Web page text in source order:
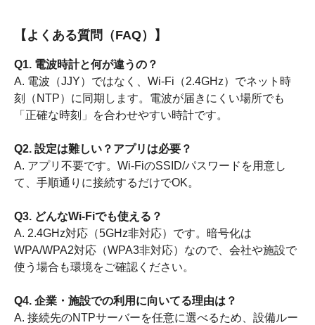
【よくある質問（FAQ）】
Q1. 電波時計と何が違うの？
A. 電波（JJY）ではなく、Wi-Fi（2.4GHz）でネット時
刻（NTP）に同期します。電波が届きにくい場所でも
「正確な時刻」を合わせやすい時計です。
Q2. 設定は難しい？アプリは必要？
A. アプリ不要です。Wi-FiのSSID/パスワードを用意し
て、手順通りに接続するだけでOK。
Q3. どんなWi-Fiでも使える？
A. 2.4GHz対応（5GHz非対応）です。暗号化は
WPA/WPA2対応（WPA3非対応）なので、会社や施設で
使う場合も環境をご確認ください。
Q4. 企業・施設での利用に向いてる理由は？
A. 接続先のNTPサーバーを任意に選べるため、設備ルー